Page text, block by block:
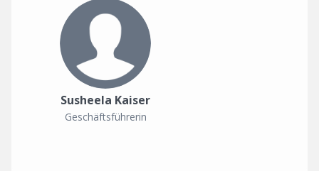
Susheela Kaiser
Geschäftsführerin